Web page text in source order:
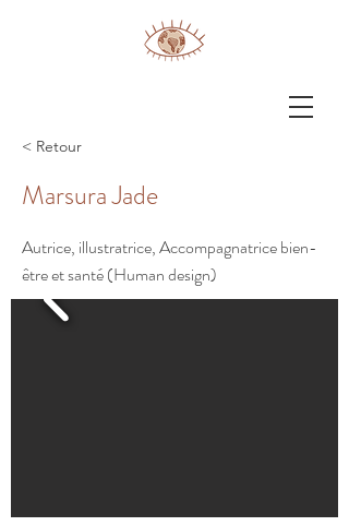
< Retour
Marsura Jade
Autrice, illustratrice, Accompagnatrice bien-
être et santé (Human design)